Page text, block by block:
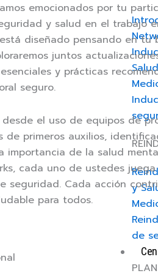
y
de
emocionados por tu
y salud en el trabajo
diseñado pensando en tu
juntos
y prácticas
seguro.
desde el uso de equipos de
de primeros auxilios,
importancia de la salud
cada uno de ustedes
seguridad. Cada acción
para todos.